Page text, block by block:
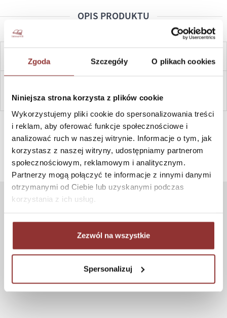
Zgoda Szczegóły O plikach cookies
Niniejsza strona korzysta z plików cookie
Wykorzystujemy pliki cookie do spersonalizowania treści
i reklam, aby oferować funkcje społecznościowe i
analizować ruch w naszej witrynie. Informacje o tym, jak
korzystasz z naszej witryny, udostępniamy partnerom
społecznościowym, reklamowym i analitycznym.
Partnerzy mogą połączyć te informacje z innymi danymi
otrzymanymi od Ciebie lub uzyskanymi podczas
korzystania z ich usług.
Zezwól na wszystkie
Spersonalizuj
OPIS PRODUKTU
CENA OD:0,99
381 865
Formy płatności
Koszt dostawy
Informacje techniczne